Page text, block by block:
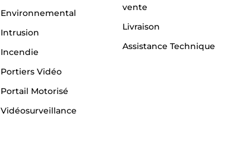
Environnemental
Intrusion
Incendie
Portiers Vidéo
Portail Motorisé
Vidéosurveillance
vente
Livraison
Assistance Technique